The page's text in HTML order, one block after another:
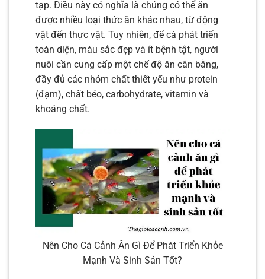
tạp. Điều này có nghĩa là chúng có thể ăn
được nhiều loại thức ăn khác nhau, từ động
vật đến thực vật. Tuy nhiên, để cá phát triển
toàn diện, màu sắc đẹp và ít bệnh tật, người
nuôi cần cung cấp một chế độ ăn cân bằng,
đầy đủ các nhóm chất thiết yếu như protein
(đạm), chất béo, carbohydrate, vitamin và
khoáng chất.
Nên Cho Cá Cảnh Ăn Gì Để Phát Triển Khỏe
Mạnh Và Sinh Sản Tốt?